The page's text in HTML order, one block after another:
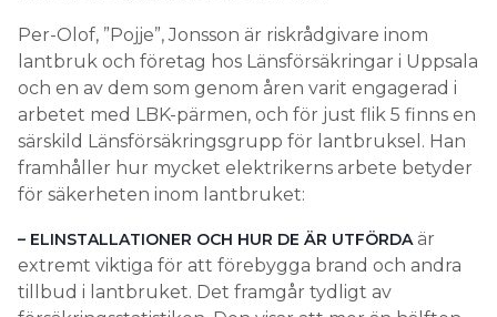
Per-Olof, ”Pojje”, Jonsson är riskrådgivare inom
lantbruk och företag hos Länsförsäkringar i Uppsala
och en av dem som genom åren varit engagerad i
arbetet med LBK-pärmen, och för just flik 5 finns en
särskild Länsförsäkringsgrupp för lantbruksel. Han
framhåller hur mycket elektrikerns arbete betyder
för säkerheten inom lantbruket:
– ELINSTALLATIONER OCH HUR DE ÄR UTFÖRDAär
extremt viktiga för att förebygga brand och andra
tillbud i lantbruket. Det framgår tydligt av